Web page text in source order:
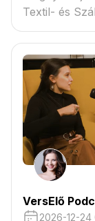
Textil- és
VersElő
2026-12-24